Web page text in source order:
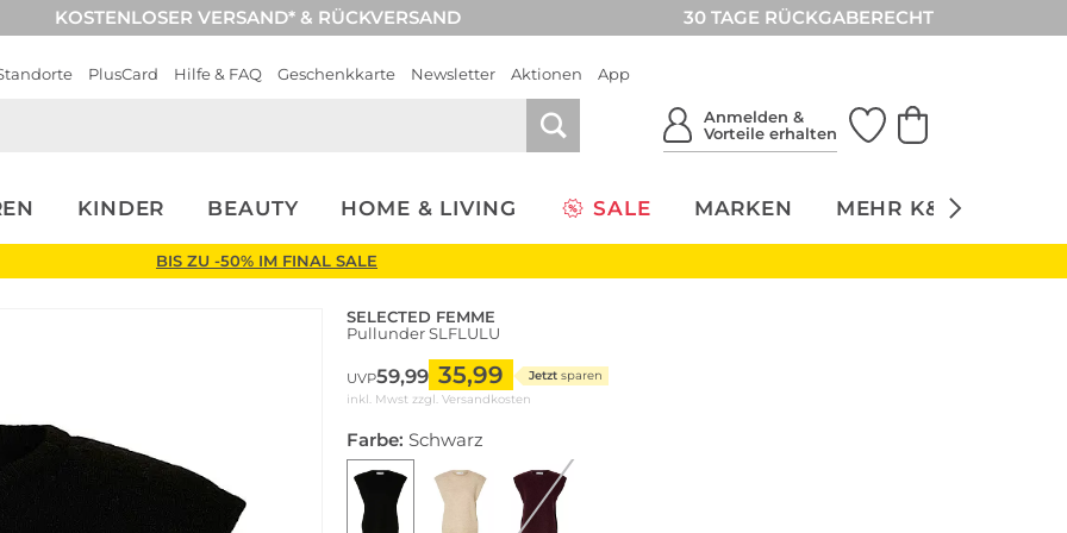
KOSTENLOSER VERSAND* & RÜCKVERSAND 30 TAGE RÜCKGABERECHT
PlusCard Hilfe & FAQ Geschenkkarte Newsletter Aktionen App
Anmelden &
Vorteile erhalten
KINDER BEAUTY HOME & LIVING SALE MARKEN MEHR K&Ö
BIS ZU -50% IM FINAL SALE
SELECTED FEMME
Pullunder SLFLULU
UVP59,99 35,99 Jetzt sparen
inkl. Mwst zzgl. Versandkosten
Farbe: Schwarz